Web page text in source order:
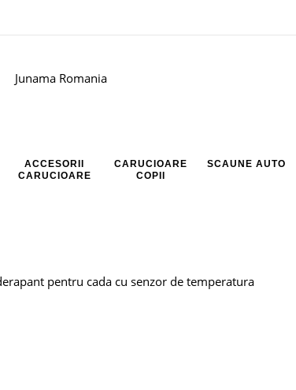
ACCESORII
CARUCIOARE
CARUCIOARE
COPII
SCAUNE AUTO